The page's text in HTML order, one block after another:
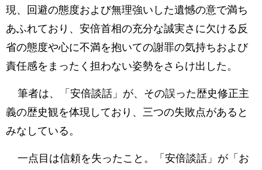
現、回避の態度および無理強いした遺憾の意で満ち
あふれており、安倍首相の充分な誠実さに欠ける反
省の態度や心に不満を抱いての謝罪の気持ちおよび
責任感をまったく担わない姿勢をさらけ出した。
筆者は、「安倍談話」が、その誤った歴史修正主
義の歴史観を体現しており、三つの失敗点があると
みなしている。
一点目は信頼を失ったこと。「安倍談話」が「お